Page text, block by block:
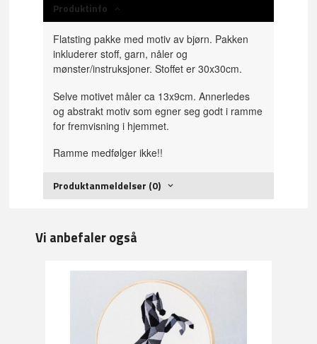
Produktinfo
Flatsting pakke med motiv av bjørn. Pakken
inkluderer stoff, garn, nåler og
mønster/instruksjoner. Stoffet er 30x30cm.
Selve motivet måler ca 13x9cm. Annerledes
og abstrakt motiv som egner seg godt i ramme
for fremvisning i hjemmet.
Ramme medfølger ikke!!
Produktanmeldelser (0)
Vi anbefaler også